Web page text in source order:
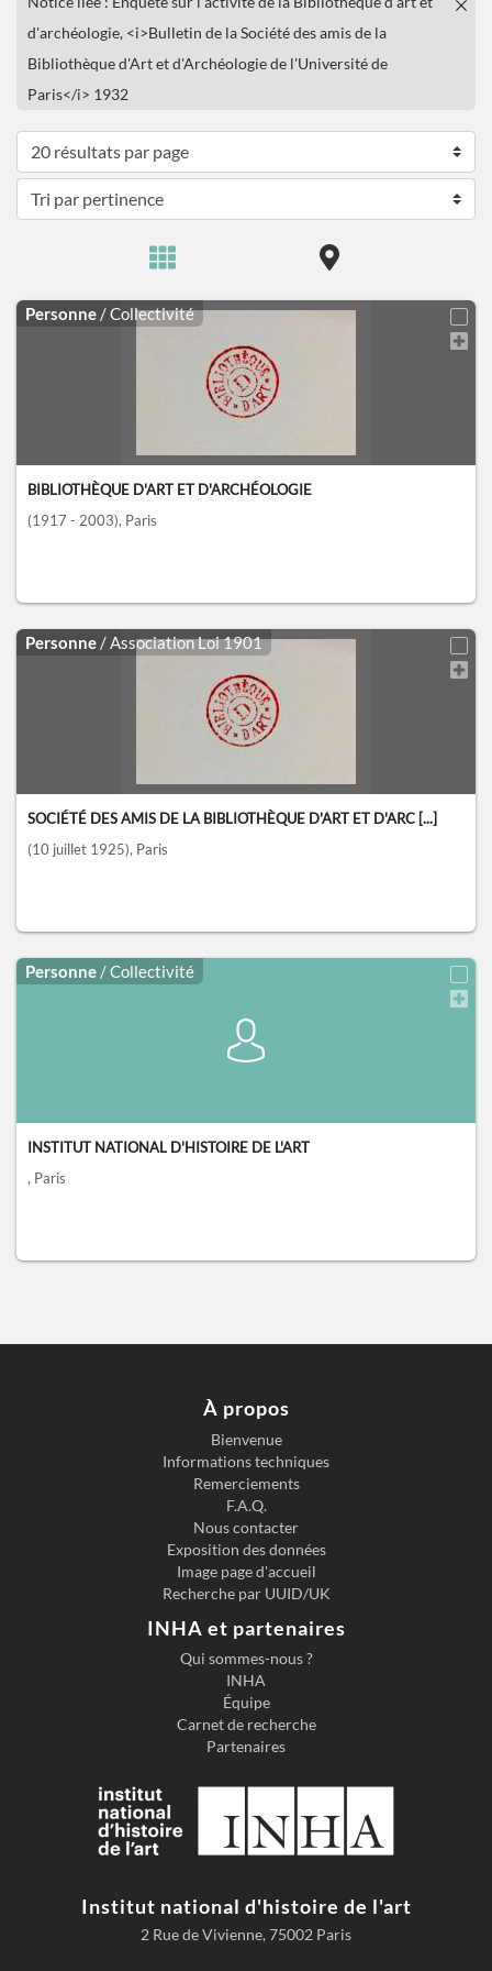
d'archéologie, <i>Bulletin de la Société des amis de la
Bibliothèque d'Art et d'Archéologie de l'Université de
Paris</i> 1932
Personne / Collectivité
BIBLIOTHÈQUE D'ART ET D'ARCHÉOLOGIE
(1917 - 2003), Paris
Personne / Association Loi 1901
SOCIÉTÉ DES AMIS DE LA BIBLIOTHÈQUE D'ART ET D'ARC [...]
(10 juillet 1925), Paris
Personne / Collectivité
INSTITUT NATIONAL D'HISTOIRE DE L'ART
, Paris
À propos
Bienvenue
Informations techniques
Remerciements
F.A.Q.
Nous contacter
Exposition des données
Image page d'accueil
Recherche par UUID/UK
INHA et partenaires
Qui sommes-nous ?
INHA
Équipe
Carnet de recherche
Partenaires
Institut national d'histoire de l'art
2 Rue de Vivienne, 75002 Paris